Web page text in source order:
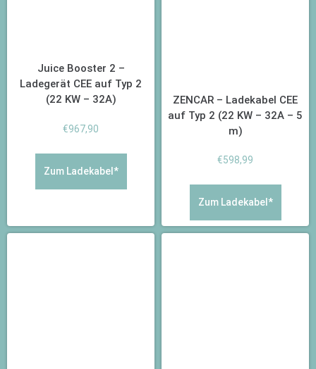
Juice Booster 2 –
Ladegerät CEE auf Typ 2
(22 KW – 32A)
€967,90
Zum Ladekabel*
ZENCAR – Ladekabel CEE
auf Typ 2 (22 KW – 32A – 5
m)
€598,99
Zum Ladekabel*